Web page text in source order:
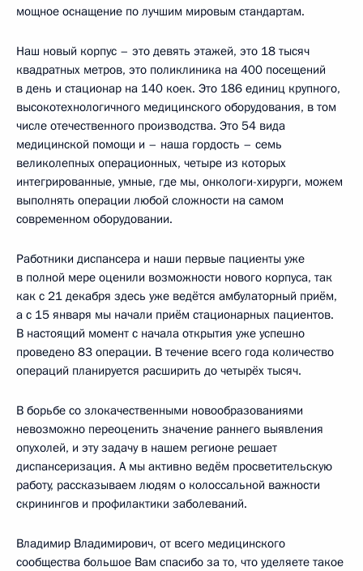
мощное оснащение по лучшим мировым стандартам.
Наш новый корпус – это девять этажей, это 18 тысяч
квадратных метров, это поликлиника на 400 посещений
в день и стационар на 140 коек. Это 186 единиц крупного,
высокотехнологичного медицинского оборудования, в том
числе отечественного производства. Это 54 вида
медицинской помощи и – наша гордость – семь
великолепных операционных, четыре из которых
интегрированные, умные, где мы, онкологи-хирурги, можем
выполнять операции любой сложности на самом
современном оборудовании.
Работники диспансера и наши первые пациенты уже
в полной мере оценили возможности нового корпуса, так
как с 21 декабря здесь уже ведётся амбулаторный приём,
а с 15 января мы начали приём стационарных пациентов.
В настоящий момент с начала открытия уже успешно
проведено 83 операции. В течение всего года количество
операций планируется расширить до четырёх тысяч.
В борьбе со злокачественными новообразованиями
невозможно переоценить значение раннего выявления
опухолей, и эту задачу в нашем регионе решает
диспансеризация. А мы активно ведём просветительскую
работу, рассказываем людям о колоссальной важности
скринингов и профилактики заболеваний.
Владимир Владимирович, от всего медицинского
сообщества большое Вам спасибо за то, что уделяете такое